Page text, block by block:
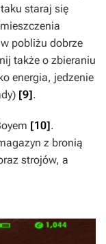
staraj się
pobliżu dobrze
także o zbieraniu
energia, jedzenie
[9].
[10].
z bronią
strojów, a